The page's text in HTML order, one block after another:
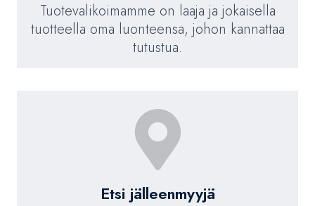
Tuotevalikoimamme on laaja ja jokaisella
tuotteella oma luonteensa, johon kannattaa
tutustua.
Etsi jälleenmyyjä